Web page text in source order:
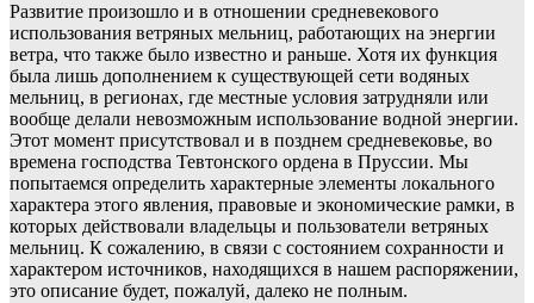
Развитие произошло и в отношении средневекового
использования ветряных мельниц, работающих на энергии
ветра, что также было известно и раньше. Хотя их функция
была лишь дополнением к существующей сети водяных
мельниц, в регионах, где местные условия затрудняли или
вообще делали невозможным использование водной энергии.
Этот момент присутствовал и в позднем средневековье, во
времена господства Тевтонского ордена в Пруссии. Мы
попытаемся определить характерные элементы локального
характера этого явления, правовые и экономические рамки, в
которых действовали владельцы и пользователи ветряных
мельниц. К сожалению, в связи с состоянием сохранности и
характером источников, находящихся в нашем распоряжении,
это описание будет, пожалуй, далеко не полным.